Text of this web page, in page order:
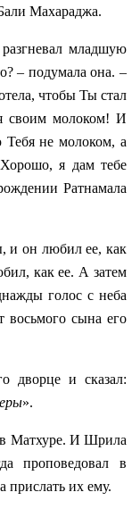
Махараджа.
младшую
– подумала она. –
чтобы Ты стал
своим молоком! И
Тебя не молоком, а
я дам тебе
Ратнамала
и он любил ее, как
как ее. А затем
голос с неба
восьмого сына его
дворце и сказал:
».
в Матхуре. И Шрила
проповедовал в
прислать их ему.